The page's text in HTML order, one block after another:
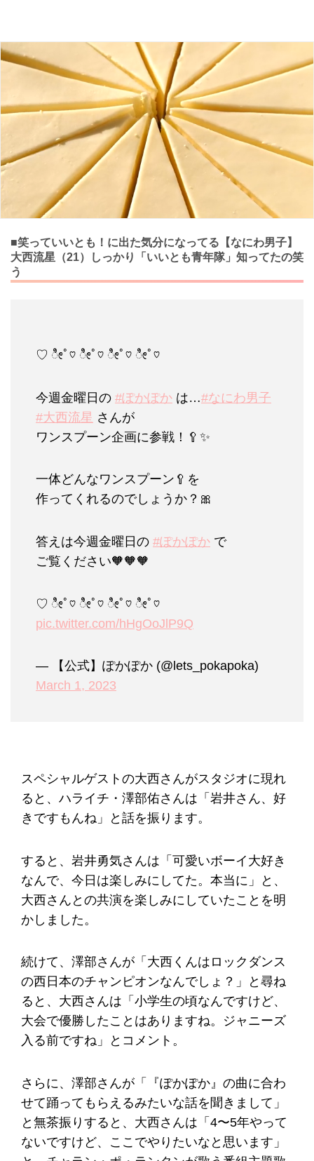
■笑っていいとも！に出た気分になってる【なにわ男子】
大西流星（21）しっかり「いいとも青年隊」知ってたの笑
う
♡ ೀﾟ♡ ೀﾟ♡ ೀﾟ♡ ೀﾟ♡
今週金曜日の #ぽかぽか は…#なにわ男子
#大西流星 さんが
ワンスプーン企画に参戦！🥄✨
一体どんなワンスプーン🥄を
作ってくれるのでしょうか？🎀
答えは今週金曜日の #ぽかぽか で
ご覧ください🧡🧡🧡
♡ ೀﾟ♡ ೀﾟ♡ ೀﾟ♡ ೀﾟ♡
pic.twitter.com/hHgOoJlP9Q
— 【公式】ぽかぽか (@lets_pokapoka)
March 1, 2023
スペシャルゲストの大西さんがスタジオに現れ
ると、ハライチ・澤部佑さんは「岩井さん、好
きですもんね」と話を振ります。
すると、岩井勇気さんは「可愛いボーイ大好き
なんで、今日は楽しみにしてた。本当に」と、
大西さんとの共演を楽しみにしていたことを明
かしました。
続けて、澤部さんが「大西くんはロックダンス
の西日本のチャンピオンなんでしょ？」と尋ね
ると、大西さんは「小学生の頃なんですけど、
大会で優勝したことはありますね。ジャニーズ
入る前ですね」とコメント。
さらに、澤部さんが「『ぽかぽか』の曲に合わ
せて踊ってもらえるみたいな話を聞きまして」
と無茶振りすると、大西さんは「4〜5年やって
ないですけど、ここでやりたいなと思います」